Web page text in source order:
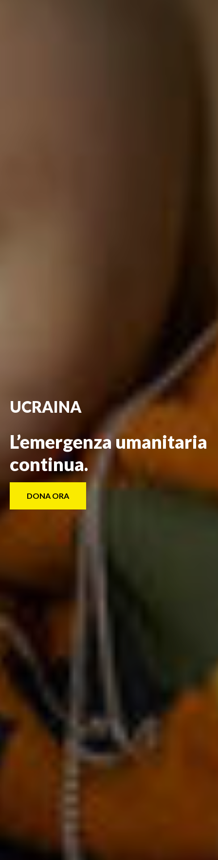
UCRAINA
L’emergenza umanitaria
continua.
DONA ORA